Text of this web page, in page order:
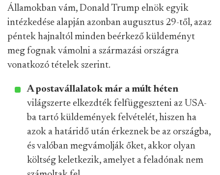
Államokban vám, Donald Trump elnök egyik
intézkedése alapján azonban augusztus 29-től, azaz
péntek hajnaltól minden beérkező küldeményt
meg fognak vámolni a származási országra
vonatkozó tételek szerint.
A postavállalatok már a múlt héten
világszerte elkezdték felfüggeszteni az USA-
ba tartó küldemények felvételét, hiszen ha
azok a határidő után érkeznek be az országba,
és valóban megvámolják őket, akkor olyan
költség keletkezik, amelyet a feladónak nem